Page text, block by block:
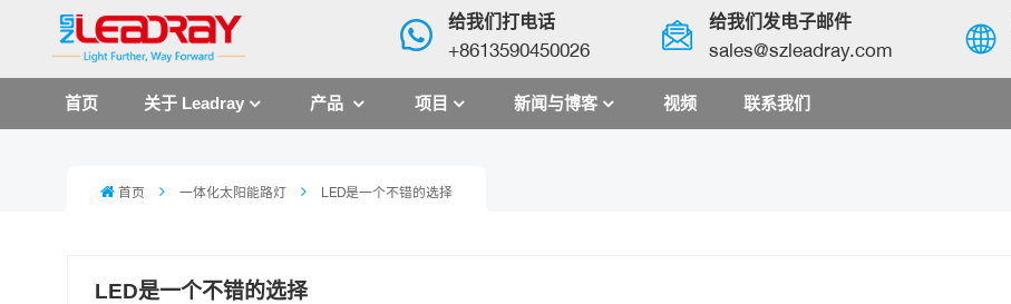
给我们打电话
+8613590450026
给我们发电子邮件
sales@szleadray.com
首页 关于 Leadray 产品 项目 新闻与博客 视频 联系我们
首页 一体化太阳能路灯 LED是一个不错的选择
LED是一个不错的选择